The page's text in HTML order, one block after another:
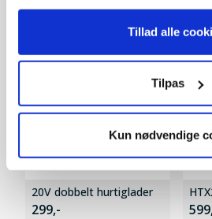
Tillad alle
Tilpas
Kun nødvendige
20V dobbelt hurtiglader
299,-